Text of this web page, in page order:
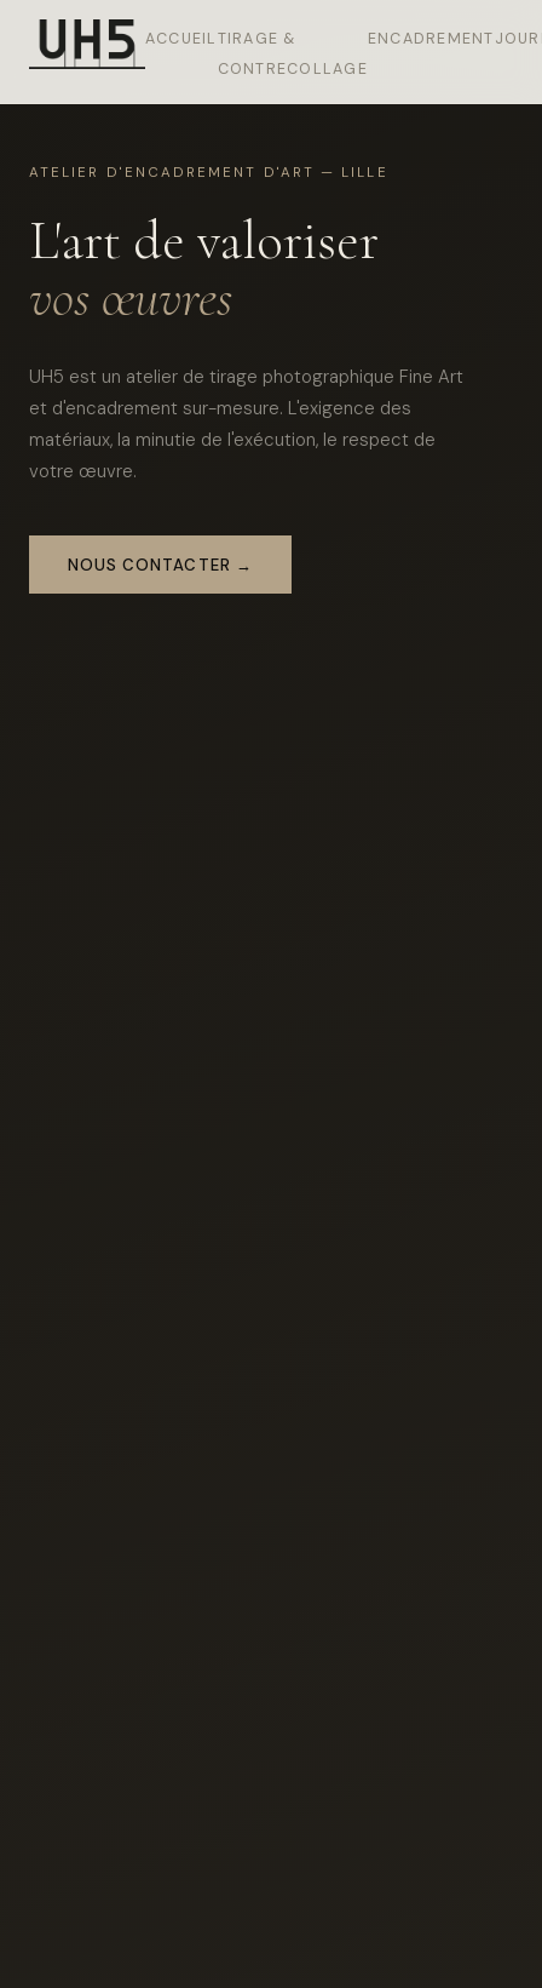
ACCUEILTIRAGE &
CONTRECOLLAGE
ENCADREMENT
ATELIER D'ENCADREMENT D'ART — LILLE
L'art de valoriser
vos œuvres
UH5 est un atelier de tirage photographique Fine Art
et d'encadrement sur-mesure. L'exigence des
matériaux, la minutie de l'exécution, le respect de
votre œuvre.
NOUS CONTACTER →